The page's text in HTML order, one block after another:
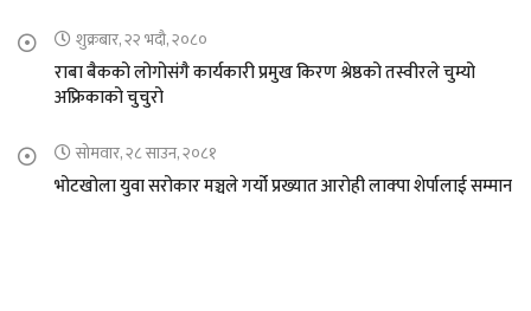
शुक्रबार, २२ भदौ, २०८०
राबा बैकको लोगोसंगै कार्यकारी प्रमुख किरण श्रेष्ठको तस्वीरले चुम्यो
अफ्रिकाको चुचुरो
सोमवार, २८ साउन, २०८१
भोटखोला युवा सरोकार मञ्चले गर्यो प्रख्यात आरोही लाक्पा शेर्पालाई सम्मान